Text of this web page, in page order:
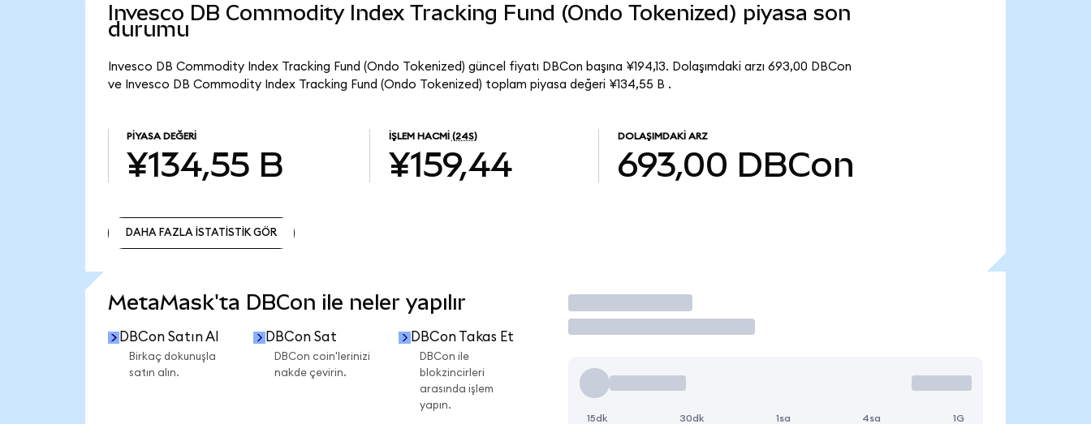
Invesco DB Commodity Index Tracking Fund (Ondo Tokenized) piyasa son
durumu
Invesco DB Commodity Index Tracking Fund (Ondo Tokenized) güncel fiyatı DBCon başına ¥194,13. Dolaşımdaki arzı 693,00 DBCon
ve Invesco DB Commodity Index Tracking Fund (Ondo Tokenized) toplam piyasa değeri ¥134,55 B .
PIYASA DEĞERI
¥134,55 B
İŞLEM HACMI (24S)
¥159,44
DOLAŞIMDAKI ARZ
693,00 DBCon
DAHA FAZLA İSTATİSTİK GÖR
MetaMask'ta DBCon ile neler yapılır
DBCon Satın Al
Birkaç dokunuşla
satın alın.
DBCon Sat
DBCon coin'lerinizi
nakde çevirin.
DBCon Takas Et
DBCon ile
blokzincirleri
arasında işlem
yapın.
İşlem Yap
15dk 30dk 1sa 4sa 1G